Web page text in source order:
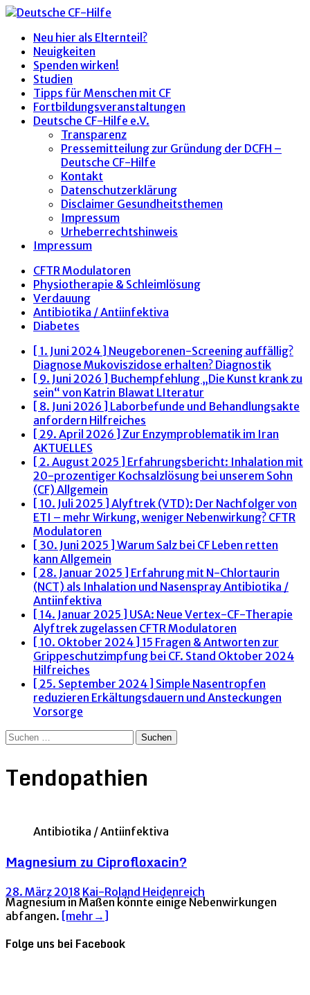
Neu hier als Elternteil?
Neuigkeiten
Spenden wirken!
Studien
Tipps für Menschen mit CF
Fortbildungsveranstaltungen
Deutsche CF-Hilfe e.V.
Transparenz
Pressemitteilung zur Gründung der DCFH –
Deutsche CF-Hilfe
Kontakt
Datenschutzerklärung
Disclaimer Gesundheitsthemen
Impressum
Urheberrechtshinweis
Impressum
CFTR Modulatoren
Physiotherapie & Schleimlösung
Verdauung
Antibiotika / Antiinfektiva
Diabetes
[ 1. Juni 2024 ] Neugeborenen-Screening auffällig?
Diagnose Mukoviszidose erhalten? Diagnostik
[ 9. Juni 2026 ] Buchempfehlung „Die Kunst krank zu
sein“ von Katrin Blawat LIteratur
[ 8. Juni 2026 ] Laborbefunde und Behandlungsakte
anfordern Hilfreiches
[ 29. April 2026 ] Zur Enzymproblematik im Iran
AKTUELLES
[ 2. August 2025 ] Erfahrungsbericht: Inhalation mit
20-prozentiger Kochsalzlösung bei unserem Sohn
(CF) Allgemein
[ 10. Juli 2025 ] Alyftrek (VTD): Der Nachfolger von
ETI – mehr Wirkung, weniger Nebenwirkung? CFTR
Modulatoren
[ 30. Juni 2025 ] Warum Salz bei CF Leben retten
kann Allgemein
[ 28. Januar 2025 ] Erfahrung mit N-Chlortaurin
(NCT) als Inhalation und NasensprayAntibiotika /
Antiinfektiva
[ 14. Januar 2025 ] USA: Neue Vertex-CF-Therapie
Alyftrek zugelassen CFTR Modulatoren
[ 10. Oktober 2024 ] 15 Fragen & Antworten zur
Grippeschutzimpfung bei CF. Stand Oktober 2024
Hilfreiches
[ 25. September 2024 ] Simple Nasentropfen
reduzieren Erkältungsdauern und Ansteckungen
Vorsorge
Suchen
Tendopathien
Antibiotika / Antiinfektiva
Magnesium zu Ciprofloxacin?
28. März 2018 Kai-Roland Heidenreich
Magnesium in Maßen könnte einige Nebenwirkungen
abfangen. [mehr→]
Folge uns bei Facebook